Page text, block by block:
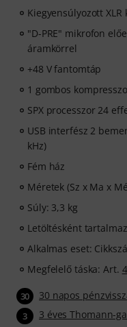
Kiegyensúlyozott XLR
"D-PRE" mikrofon
áramkörrel
+48 V fantomtáp
1 gombos
SPX processzor 24
USB interfész 2
kHz)
Fém ház
Méretek (Sz x Ma x
Súly: 3,3 kg
Letöltésként
Alkalmas eset:
Megfelelő táska: Art.
30 30 napos
3 3 éves Thomann-